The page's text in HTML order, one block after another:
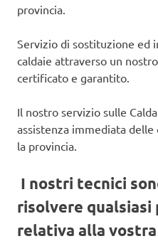
provincia.
Servizio di sostituzione ed
caldaie attraverso un
certificato e garantito.
Il nostro servizio sulle
assistenza immediata
la provincia.
I nostri tecnici
risolvere qualsiasi
relativa alla vostra